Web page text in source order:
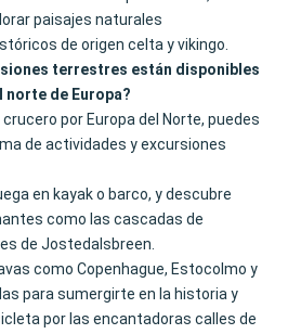
paisajes naturales
de origen celta y vikingo.
terrestres están disponibles
norte de Europa?
por Europa del Norte, puedes
de actividades y excursiones
en kayak o barco, y descubre
como las cascadas de
de Jostedalsbreen.
como Copenhague, Estocolmo y
para sumergirte en la historia y
por las encantadoras calles de